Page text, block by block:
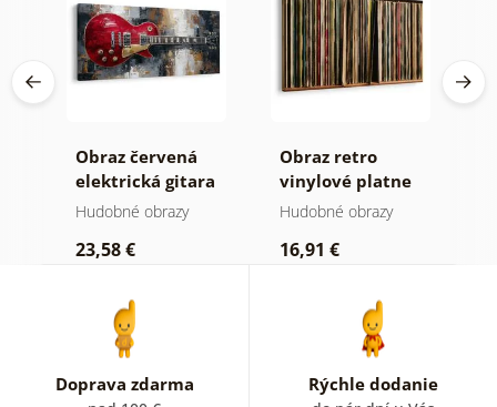
Obraz červená
elektrická gitara
Hudobné obrazy
23,58 €
Obraz retro
vinylové platne
Hudobné obrazy
16,91 €
Doprava zdarma Rýchle dodanie